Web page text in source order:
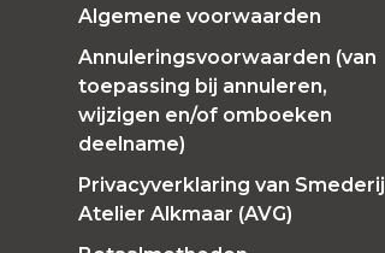
Algemene voorwaarden
Annuleringsvoorwaarden (van
toepassing bij annuleren,
wijzigen en/of omboeken
deelname)
Privacyverklaring van Smederij
Atelier Alkmaar (AVG)